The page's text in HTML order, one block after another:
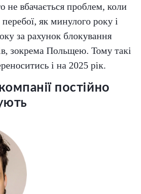
не вбачається проблем, коли
як минулого року і
за рахунок блокування
зокрема Польщею. Тому такі
і на 2025 рік.
постійно